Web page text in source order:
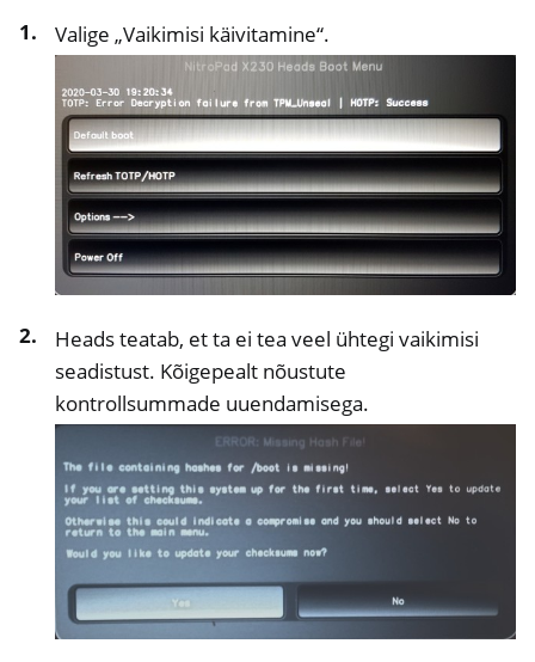
navigation of Heads
Valige „Vaikimisi käivitamine“.
Heads teatab, et ta ei tea veel ühtegi vaikimisi
seadistust. Kõigepealt nõustute
kontrollsummade uuendamisega.